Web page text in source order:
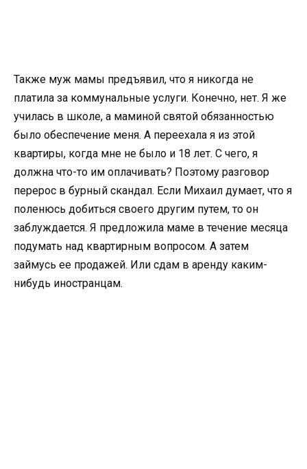
Также муж мамы предъявил, что я никогда не
платила за коммунальные услуги. Конечно, нет. Я же
училась в школе, а маминой святой обязанностью
было обеспечение меня. А переехала я из этой
квартиры, когда мне не было и 18 лет. С чего, я
должна что-то им оплачивать? Поэтому разговор
перерос в бурный скандал. Если Михаил думает, что я
поленюсь добиться своего другим путем, то он
заблуждается. Я предложила маме в течение месяца
подумать над квартирным вопросом. А затем
займусь ее продажей. Или сдам в аренду каким-
нибудь иностранцам.